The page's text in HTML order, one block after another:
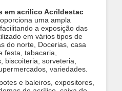
em acrilico Acrildestac
uma ampla
a exposição das
em vários tipos de
do norte, Docerias, casa
festa, tabacaria,
biscoiteria, sorveteria,
variedades.
e baleiros, expositores,